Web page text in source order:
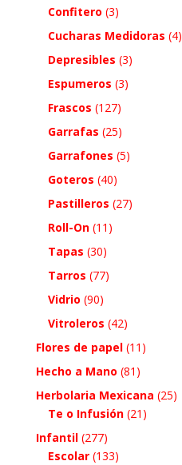
Confitero (3)
Cucharas Medidoras (4)
Depresibles (3)
Espumeros (3)
Frascos (127)
Garrafas (25)
Garrafones (5)
Goteros (40)
Pastilleros (27)
Roll-On (11)
Tapas (30)
Tarros (77)
Vidrio (90)
Vitroleros (42)
Flores de papel (11)
Hecho a Mano (81)
Herbolaria Mexicana (25)
Te o Infusión (21)
Infantil (277)
Escolar (133)